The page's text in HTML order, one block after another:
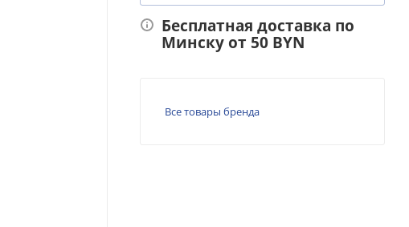
Бесплатная доставка по
Минску от 50 BYN
Все товары бренда